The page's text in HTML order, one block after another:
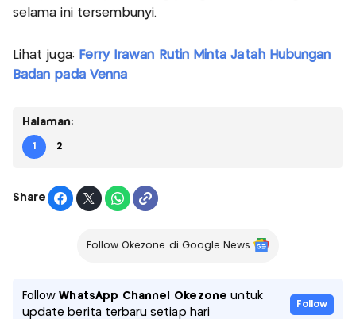
selama ini tersembunyi.
Lihat juga: Ferry Irawan Rutin Minta Jatah Hubungan
Badan pada Venna
Halaman:
1 2
Share
Follow Okezone di Google News
FollowWhatsApp Channel Okezone untuk
update berita terbaru setiap hari
Follow